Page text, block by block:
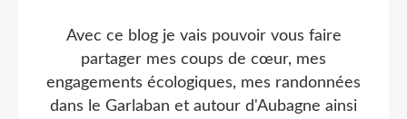
Avec ce blog je vais pouvoir vous faire
partager mes coups de cœur, mes
engagements écologiques, mes randonnées
dans le Garlaban et autour d'Aubagne ainsi